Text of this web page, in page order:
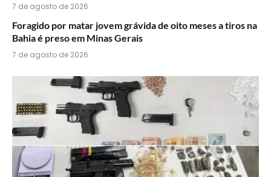
7 de agosto de 2026
Foragido por matar jovem grávida de oito meses a tiros na
Bahia é preso em Minas Gerais
7 de agosto de 2026